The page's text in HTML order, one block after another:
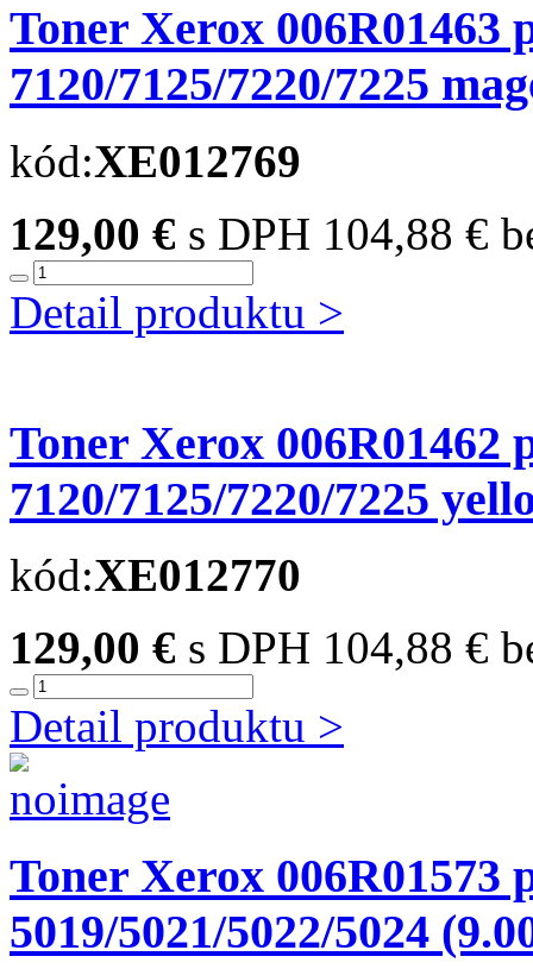
Toner Xerox 006R01463
7120/7125/7220/7225
kód:XE012769
129,00 € s DPH 104,88 €
Detail produktu >
Toner Xerox 006R01462
7120/7125/7220/7225
kód:XE012770
129,00 € s DPH 104,88 €
Detail produktu >
Toner Xerox 006R01573
5019/5021/5022/5024